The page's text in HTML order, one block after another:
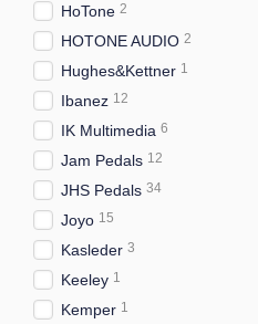
HoTone 2
HOTONE AUDIO 2
Hughes&Kettner 1
Ibanez 12
IK Multimedia 6
Jam Pedals 12
JHS Pedals 34
Joyo 15
Kasleder 3
Keeley 1
Kemper 1